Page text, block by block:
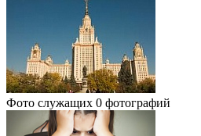
Фото служащих 0 фотографий